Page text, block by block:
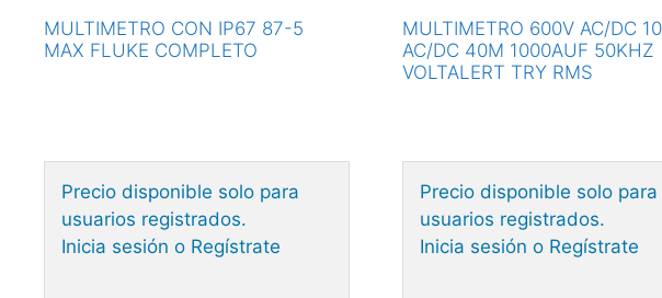
MULTIMETRO CON IP67 87-5
MAX FLUKE COMPLETO
Precio disponible solo para
usuarios registrados.
Inicia sesión o Regístrate
MULTIMETRO 600V AC/DC
AC/DC 40M 1000AUF 50KHZ
VOLTALERT TRY RMS
Precio disponible solo para
usuarios registrados.
Inicia sesión o Regístrate